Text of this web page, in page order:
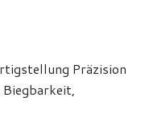
Präzision